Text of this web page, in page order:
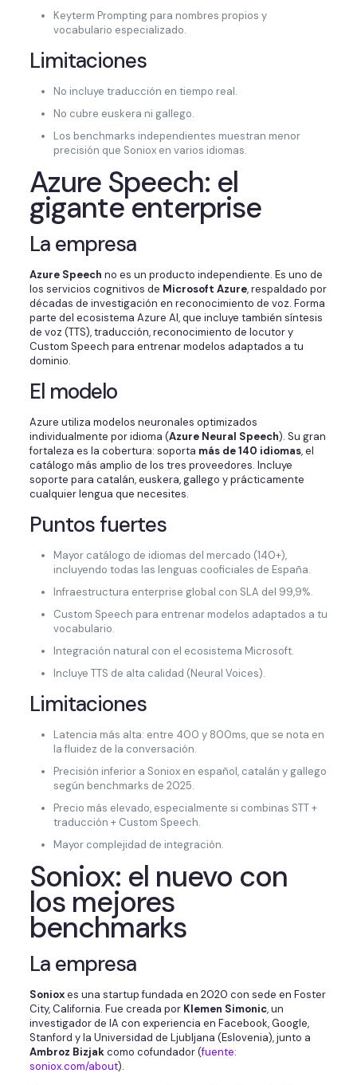
Keyterm Prompting para nombres propios y
vocabulario especializado.
Limitaciones
No incluye traducción en tiempo real.
No cubre euskera ni gallego.
Los benchmarks independientes muestran menor
precisión que Soniox en varios idiomas.
Azure Speech: el
gigante enterprise
La empresa
Azure Speech no es un producto independiente. Es uno de
los servicios cognitivos de Microsoft Azure, respaldado por
décadas de investigación en reconocimiento de voz. Forma
parte del ecosistema Azure AI, que incluye también síntesis
de voz (TTS), traducción, reconocimiento de locutor y
Custom Speech para entrenar modelos adaptados a tu
dominio.
El modelo
Azure utiliza modelos neuronales optimizados
individualmente por idioma (Azure Neural Speech). Su gran
fortaleza es la cobertura: soporta más de 140 idiomas, el
catálogo más amplio de los tres proveedores. Incluye
soporte para catalán, euskera, gallego y prácticamente
cualquier lengua que necesites.
Puntos fuertes
Mayor catálogo de idiomas del mercado (140+),
incluyendo todas las lenguas cooficiales de España.
Infraestructura enterprise global con SLA del 99,9%.
Custom Speech para entrenar modelos adaptados a tu
vocabulario.
Integración natural con el ecosistema Microsoft.
Incluye TTS de alta calidad (Neural Voices).
Limitaciones
Latencia más alta: entre 400 y 800ms, que se nota en
la fluidez de la conversación.
Precisión inferior a Soniox en español, catalán y gallego
según benchmarks de 2025.
Precio más elevado, especialmente si combinas STT +
traducción + Custom Speech.
Mayor complejidad de integración.
Soniox: el nuevo con
los mejores
benchmarks
La empresa
Sonioxes una startup fundada en 2020 con sede en Foster
City, California. Fue creada por Klemen Simonic, un
investigador de IA con experiencia en Facebook, Google,
Stanford y la Universidad de Ljubljana (Eslovenia), junto a
Ambroz Bizjakcomo cofundador (fuente:
soniox.com/about).